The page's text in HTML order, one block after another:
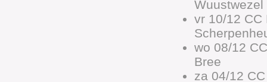
Wuustwezel
vr 10/12 CC
wo 08/12
Bree
za 04/12